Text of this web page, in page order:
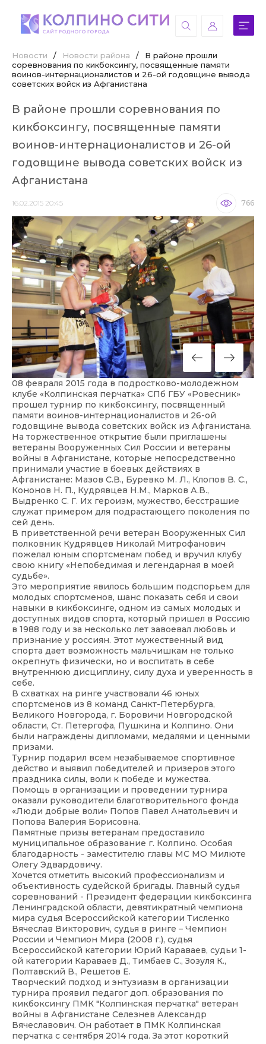
Новости / Новости района /
В районе прошли
соревнования по кикбоксингу, посвященные памяти
воинов-интернационалистов и 26-ой годовщине вывода
советских войск из Афганистана
В районе прошли соревнования по
кикбоксингу, посвященные памяти
воинов-интернационалистов и 26-ой
годовщине вывода советских войск из
Афганистана
16.02.2015 20:45 766
08 февраля 2015 года в подростково-молодежном
клубе «Колпинская перчатка» СПб ГБУ «Ровесник»
прошел турнир по кикбоксингу, посвященный
памяти воинов-интернационалистов и 26-ой
годовщине вывода советских войск из Афганистана.
На торжественное открытие были приглашены
ветераны Вооруженных Сил России и ветераны
войны в Афганистане, которые непосредственно
принимали участие в боевых действиях в
Афганистане: Мазов С.В., Буревко М. Л., Клопов В. С.,
Кононов Н. П., Кудрявцев Н.М., Марков А.В.,
Выдренко С. Г. Их героизм, мужество, бесстрашие
служат примером для подрастающего поколения по
сей день.
В приветственной речи ветеран Вооруженных Сил
полковник Кудрявцев Николай Митрофанович
пожелал юным спортсменам побед и вручил клубу
свою книгу «Непобедимая и легендарная в моей
судьбе».
Это мероприятие явилось большим подспорьем для
молодых спортсменов, шанс показать себя и свои
навыки в кикбоксинге, одном из самых молодых и
доступных видов спорта, который пришел в Россию
в 1988 году и за несколько лет завоевал любовь и
признание у россиян. Этот мужественный вид
спорта дает возможность мальчишкам не только
окрепнуть физически, но и воспитать в себе
внутреннюю дисциплину, силу духа и уверенность в
себе.
В схватках на ринге участвовали 46 юных
спортсменов из 8 команд Санкт-Петербурга,
Великого Новгорода, г. Боровичи Новгородской
области, Ст. Петергофа, Пушкина и Колпино. Они
были награждены дипломами, медалями и ценными
призами.
Турнир подарил всем незабываемое спортивное
действо и выявил победителей и призеров этого
праздника силы, воли к победе и мужества.
Помощь в организации и проведении турнира
оказали руководители благотворительного фонда
«Люди добрые воли» Попов Павел Анатольевич и
Попова Валерия Борисовна.
Памятные призы ветеранам предоставило
муниципальное образование г. Колпино. Особая
благодарность - заместителю главы МС МО Милюте
Олегу Эдвардовичу.
Хочется отметить высокий профессионализм и
объективность судейской бригады. Главный судья
соревнований - Президент федерации кикбоксинга
Ленинградской области, девятикратный чемпиона
мира судья Всероссийской категории Тисленко
Вячеслав Викторович, судья в ринге – Чемпион
России и Чемпион Мира (2008 г.), судья
Всероссийской категории Юрий Караваев, судьи 1-
ой категории Караваев Д., Тимбаев С., Зозуля К.,
Полтавский В., Решетов Е.
Творческий подход и энтузиазм в организации
турнира проявил педагог доп. образования по
кикбоксингу ПМК "Колпинская перчатка" ветеран
войны в Афганистане Селезнев Александр
Вячеславович. Он работает в ПМК Колпинская
перчатка с сентября 2014 года. За этот короткий